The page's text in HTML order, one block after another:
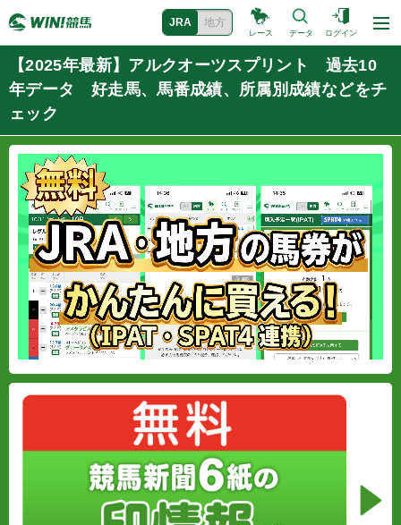
JRA 地方
レース データ ログイン
【2025年最新】アルクオーツスプリント 過去10
年データ 好走馬、馬番成績、所属別成績などをチ
ェック